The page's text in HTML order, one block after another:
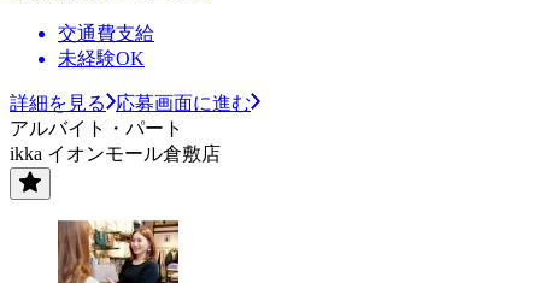
交通費支給
未経験OK
詳細を見る
応募画面に進む
アルバイト・パート
ikka イオンモール倉敷店